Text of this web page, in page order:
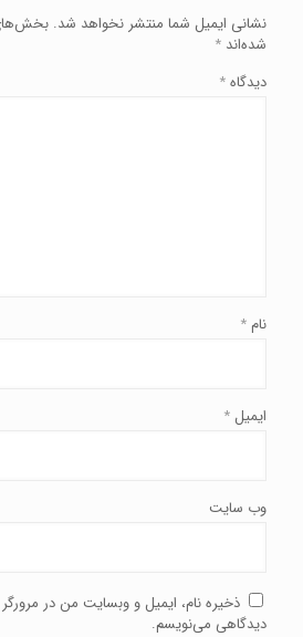
نشانی ایمیل شما منتشر نخواهد شد.
شده‌اند *
دیدگاه*
نام *
ایمیل *
وب‌ سایت
ذخیره نام، ایمیل و وبسایت من در مرورگر
دیدگاهی می‌نویسم.